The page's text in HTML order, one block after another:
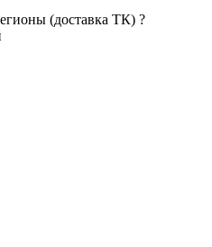
(доставка ТК) ?